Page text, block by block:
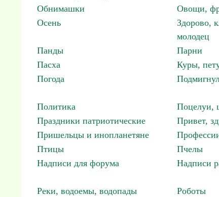
Обнимашки
Овощи,
Осень
Здорово,
молодец
Панды Парни
Пасха
Куры,
Погода
Политика
Поцелуи,
Праздники патриотические
Привет,
Пришельцы и инопланетяне
Птицы
Пчелы
Надписи для форума
Надписи
Реки, водоемы, водопады
Роботы